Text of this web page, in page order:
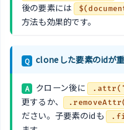
後の要素には
方法も効果的です。
Q cloneした要素のidが
A クローン後に
更するか、
ださい。子要素のidも